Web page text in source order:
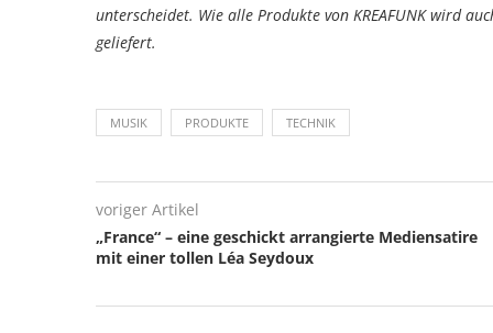
unterscheidet. Wie alle Produkte von KREAFUNK wird
geliefert.
MUSIK PRODUKTE TECHNIK
voriger Artikel
„France“ – eine geschickt arrangierte Mediensatire
mit einer tollen Léa Seydoux